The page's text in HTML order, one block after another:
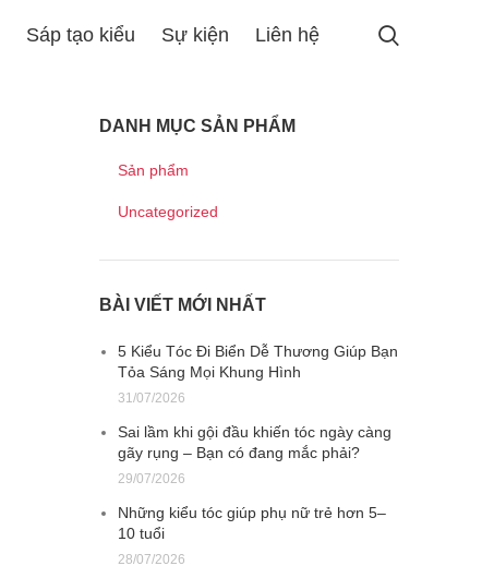
Sáp tạo kiểu Sự kiện Liên hệ
DANH MỤC SẢN PHẨM
Sản phẩm
Uncategorized
BÀI VIẾT MỚI NHẤT
5 Kiểu Tóc Đi Biển Dễ Thương Giúp Bạn
Tỏa Sáng Mọi Khung Hình
31/07/2026
Sai lầm khi gội đầu khiến tóc ngày càng
gãy rụng – Bạn có đang mắc phải?
29/07/2026
Những kiểu tóc giúp phụ nữ trẻ hơn 5–
10 tuổi
28/07/2026